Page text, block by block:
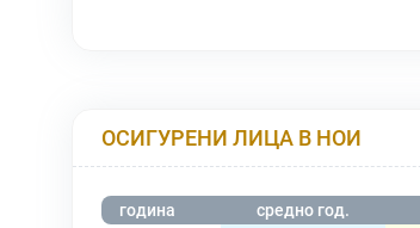
ОСИГУРЕНИ ЛИЦА В НОИ
година средно год.